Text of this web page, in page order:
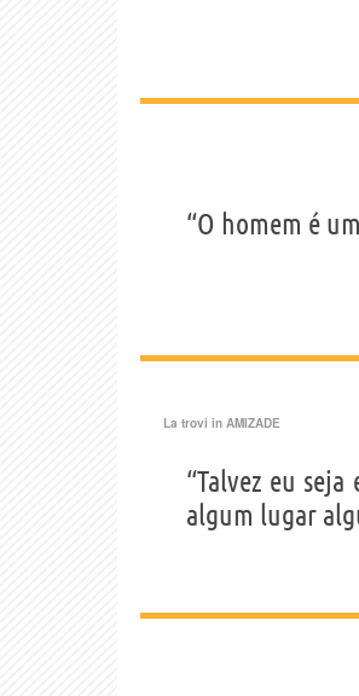
“O homem é
La trovi in AMIZADE
“Talvez eu
algum lugar